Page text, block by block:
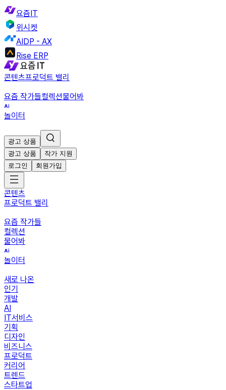
요즘IT
위시켓
AIDP - AX
Rise ERP
콘텐츠프로덕트 밸리
요즘 작가들컬렉션물어봐
놀이터
광고 상품
광고 상품
작가 지원
로그인
회원가입
콘텐츠
프로덕트 밸리
요즘 작가들
컬렉션
물어봐
놀이터
새로 나온
인기
개발
AI
IT서비스
기획
디자인
비즈니스
프로덕트
커리어
트렌드
스타트업